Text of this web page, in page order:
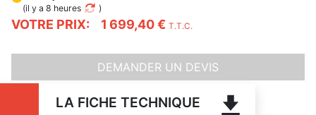
VOTRE PRIX: 1 699,40 € T.T.C.
(il y a 8 heures )
DEMANDER UN DEVIS
LA FICHE TECHNIQUE